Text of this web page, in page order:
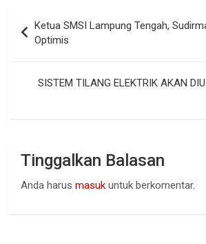
pos
Ketua SMSI Lampung Tengah,
Optimis
SISTEM TILANG ELEKTRIK AKAN
Tinggalkan Balasan
Anda harus masuk untuk berkomentar.